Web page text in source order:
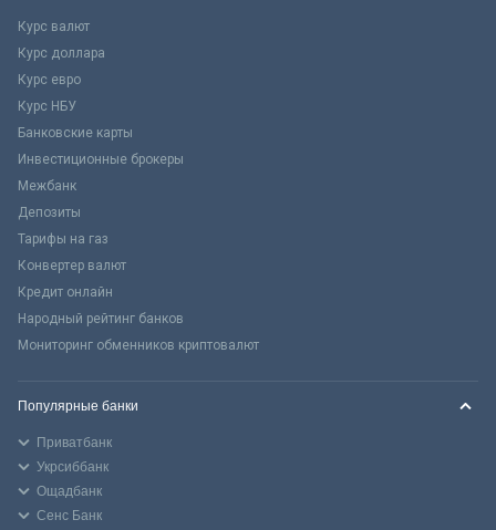
Курс валют
Курс доллара
Курс евро
Курс НБУ
Банковские карты
Инвестиционные брокеры
Межбанк
Депозиты
Тарифы на газ
Конвертер валют
Кредит онлайн
Народный рейтинг банков
Мониторинг обменников криптовалют
Популярные банки
Приватбанк
Укрсиббанк
Ощадбанк
Сенс Банк